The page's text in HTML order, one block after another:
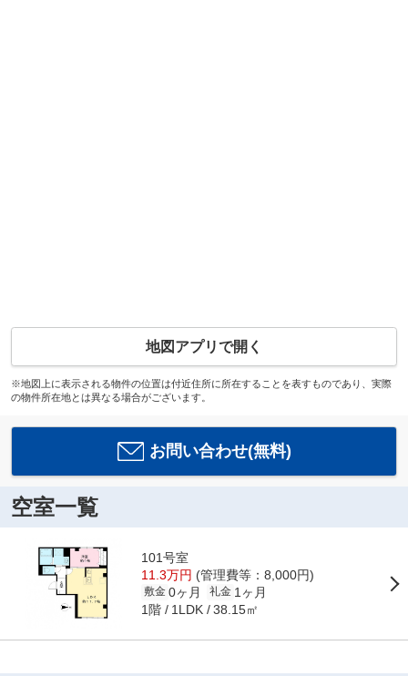
地図アプリで開く
※地図上に表示される物件の位置は付近住所に所在することを表すものであり、実際
の物件所在地とは異なる場合がございます。
お問い合わせ(無料)
空室一覧
101号室
11.3万円 (管理費等：8,000円)
敷金 0ヶ月 礼金 1ヶ月
1階 1LDK 38.15㎡